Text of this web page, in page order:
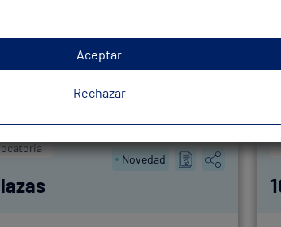
Oposiciones Policía
Novedad
Aceptar
Rechazar